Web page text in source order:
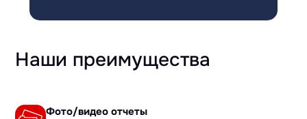
Наши преимущества
Фото/видео отчеты